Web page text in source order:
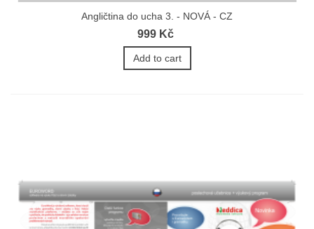
Angličtina do ucha 3. - NOVÁ - CZ
999 Kč
Add to cart